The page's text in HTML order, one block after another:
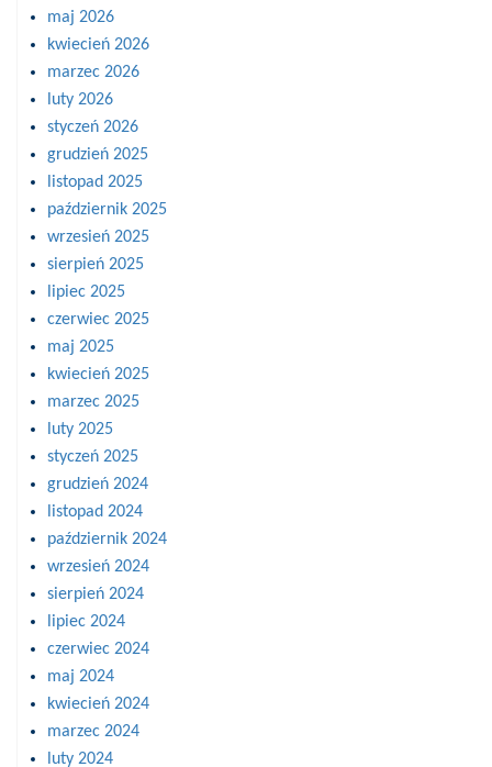
maj 2026
kwiecień 2026
marzec 2026
luty 2026
styczeń 2026
grudzień 2025
listopad 2025
październik 2025
wrzesień 2025
sierpień 2025
lipiec 2025
czerwiec 2025
maj 2025
kwiecień 2025
marzec 2025
luty 2025
styczeń 2025
grudzień 2024
listopad 2024
październik 2024
wrzesień 2024
sierpień 2024
lipiec 2024
czerwiec 2024
maj 2024
kwiecień 2024
marzec 2024
luty 2024